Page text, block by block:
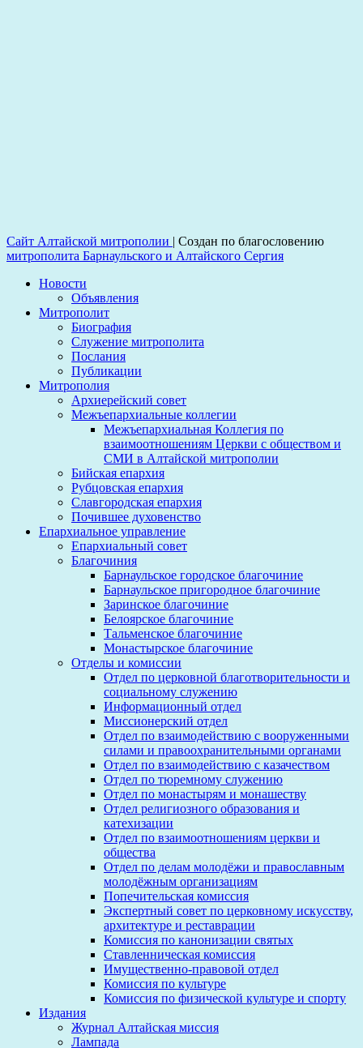
Сайт Алтайской митрополии | Создан по благословению
митрополита Барнаульского и Алтайского Сергия
Новости
Объявления
Митрополит
Биография
Служение митрополита
Послания
Публикации
Митрополия
Архиерейский совет
Межъепархиальные коллегии
Межъепархиальная Коллегия по
взаимоотношениям Церкви с обществом и
СМИ в Алтайской митрополии
Бийская епархия
Рубцовская епархия
Славгородская епархия
Почившее духовенство
Епархиальное управление
Епархиальный совет
Благочиния
Барнаульское городское благочиние
Барнаульское пригородное благочиние
Заринское благочиние
Белоярское благочиние
Тальменское благочиние
Монастырское благочиние
Отделы и комиссии
Отдел по церковной благотворительности и
социальному служению
Информационный отдел
Миссионерский отдел
Отдел по взаимодействию с вооруженными
силами и правоохранительными органами
Отдел по взаимодействию с казачеством
Отдел по тюремному служению
Отдел по монастырям и монашеству
Отдел религиозного образования и
катехизации
Отдел по взаимоотношениям церкви и
общества
Отдел по делам молодёжи и православным
молодёжным организациям
Попечительская комиссия
Экспертный совет по церковному искусству,
архитектуре и реставрации
Комиссия по канонизации святых
Ставленническая комиссия
Имущественно-правовой отдел
Комиссия по культуре
Комиссия по физической культуре и спорту
Издания
Журнал Алтайская миссия
Лампада